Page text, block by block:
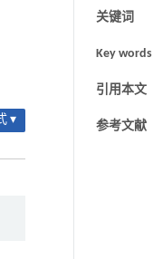
▾
关键词
Key words
引用本文
参考文献